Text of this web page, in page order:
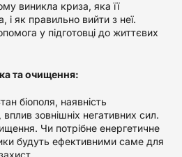
виникла криза, яка її
і як правильно вийти з неї.
у підготовці до життєвих
та очищення:
біополя, наявність
зовнішніх негативних сил.
Чи потрібне енергетичне
будуть ефективними саме для